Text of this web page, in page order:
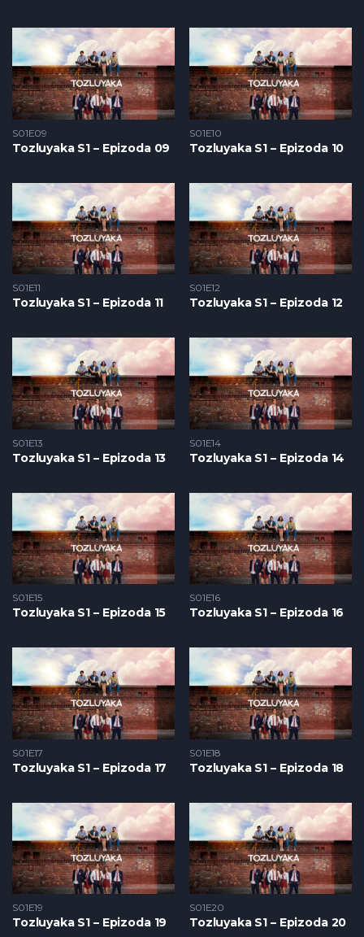
S01E09
Tozluyaka S1 – Epizoda 09
S01E10
Tozluyaka S1 – Epizoda 10
S01E11
Tozluyaka S1 – Epizoda 11
S01E12
Tozluyaka S1 – Epizoda 12
S01E13
Tozluyaka S1 – Epizoda 13
S01E14
Tozluyaka S1 – Epizoda 14
S01E15
Tozluyaka S1 – Epizoda 15
S01E16
Tozluyaka S1 – Epizoda 16
S01E17
Tozluyaka S1 – Epizoda 17
S01E18
Tozluyaka S1 – Epizoda 18
S01E19
Tozluyaka S1 – Epizoda 19
S01E20
Tozluyaka S1 – Epizoda 20